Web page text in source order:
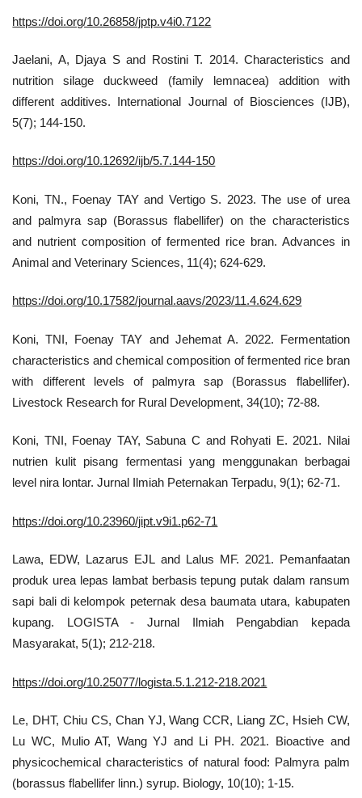
https://doi.org/10.26858/jptp.v4i0.7122
Jaelani, A, Djaya S and Rostini T. 2014. Characteristics and
nutrition silage duckweed (family lemnacea) addition with
different additives. International Journal of Biosciences (IJB),
5(7); 144-150.
https://doi.org/10.12692/ijb/5.7.144-150
Koni, TN., Foenay TAY and Vertigo S. 2023. The use of urea
and palmyra sap (Borassus flabellifer) on the characteristics
and nutrient composition of fermented rice bran. Advances in
Animal and Veterinary Sciences, 11(4); 624-629.
https://doi.org/10.17582/journal.aavs/2023/11.4.624.629
Koni, TNI, Foenay TAY and Jehemat A. 2022. Fermentation
characteristics and chemical composition of fermented rice bran
with different levels of palmyra sap (Borassus flabellifer).
Livestock Research for Rural Development, 34(10); 72-88.
Koni, TNI, Foenay TAY, Sabuna C and Rohyati E. 2021. Nilai
nutrien kulit pisang fermentasi yang menggunakan berbagai
level nira lontar. Jurnal Ilmiah Peternakan Terpadu, 9(1); 62-71.
https://doi.org/10.23960/jipt.v9i1.p62-71
Lawa, EDW, Lazarus EJL and Lalus MF. 2021. Pemanfaatan
produk urea lepas lambat berbasis tepung putak dalam ransum
sapi bali di kelompok peternak desa baumata utara, kabupaten
kupang. LOGISTA - Jurnal Ilmiah Pengabdian kepada
Masyarakat, 5(1); 212-218.
https://doi.org/10.25077/logista.5.1.212-218.2021
Le, DHT, Chiu CS, Chan YJ, Wang CCR, Liang ZC, Hsieh CW,
Lu WC, Mulio AT, Wang YJ and Li PH. 2021. Bioactive and
physicochemical characteristics of natural food: Palmyra palm
(borassus flabellifer linn.) syrup. Biology, 10(10); 1-15.